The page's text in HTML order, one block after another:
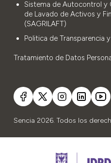
Sistema de Autocontrol y
de Lavado de Activos y
(SAGRILAFT)
Politica de Transparencia
Tratamiento de Datos
Sencia 2026. Todos los